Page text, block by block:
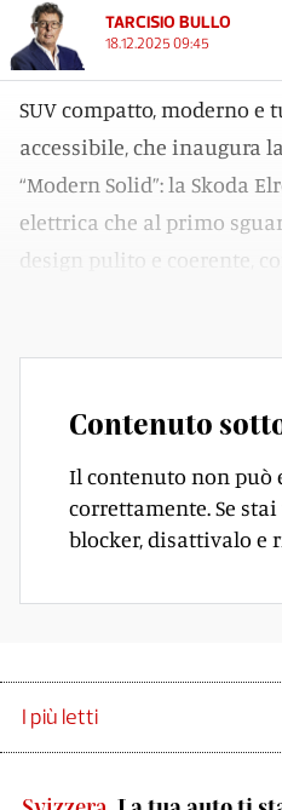
TARCISIO BULLO
18.12.2025 09:45
SUV compatto, moderno e
accessibile, che inaugura
“Modern Solid”: la Skoda
elettrica che al primo
design pulito e coerente,
Contenuto
Il contenuto non può
correttamente. Se
blocker, disattivalo e
I più letti